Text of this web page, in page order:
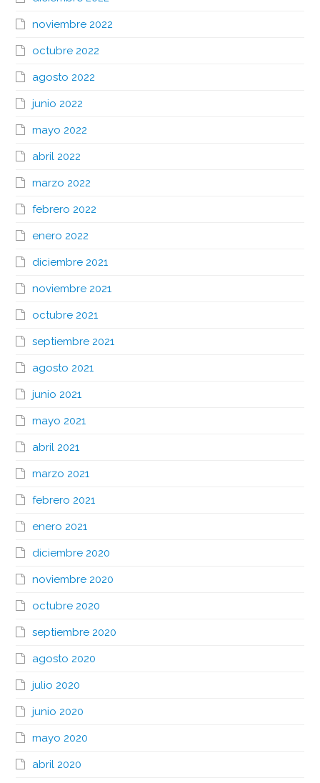
noviembre 2022
octubre 2022
agosto 2022
junio 2022
mayo 2022
abril 2022
marzo 2022
febrero 2022
enero 2022
diciembre 2021
noviembre 2021
octubre 2021
septiembre 2021
agosto 2021
junio 2021
mayo 2021
abril 2021
marzo 2021
febrero 2021
enero 2021
diciembre 2020
noviembre 2020
octubre 2020
septiembre 2020
agosto 2020
julio 2020
junio 2020
mayo 2020
abril 2020